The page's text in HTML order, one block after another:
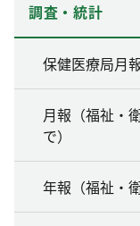
調査・統計
保健医療局月
月報（福祉・
で）
年報（福祉・